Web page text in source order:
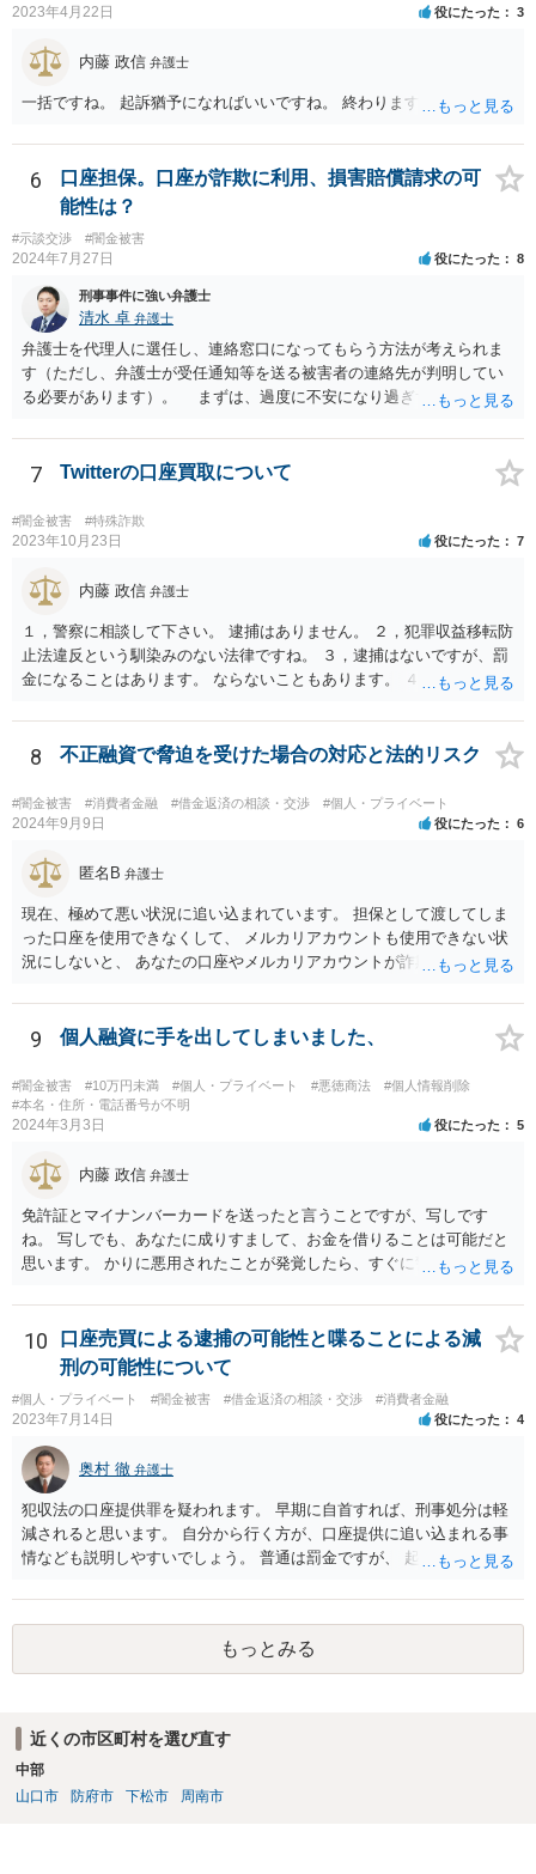
2023年4月22日 役にたった 3
内藤 政信 弁護士
一括ですね。 起訴猶予になればいいですね。 終わります。
6
口座担保。口座が詐欺に利用、損害賠償請求の可
能性は？
#示談交渉 #闇金被害
2024年7月27日 役にたった 8
刑事事件に強い弁護士
清水 卓 弁護士
弁護士を代理人に選任し、連絡窓口になってもらう方法が考えられま
す（ただし、弁護士が受任通知等を送る被害者の連絡先が判明してい
る必要があります）。 まずは、過度に不安になり過ぎず、少し落ち
額を求めていく、分割等の支払方法を求めて行く等の方法もあります
し、時間的にも、今すぐではなく、時間•期間をかけて対応して行くこ
とができます。あなたが心身に変調をきたしては、元も子もありませ
んので。 いずれにしても、何かあったら速やか相談可能なお住まい
の地域の弁護士に直接相談してみて下さい（弁護士会や法テラス等で
7 Twitterの口座買取について
#闇金被害 #特殊詐欺
2023年10月23日 役にたった 7
内藤 政信 弁護士
１，警察に相談して下さい。 逮捕はありません。 ２，犯罪収益移転防
止法違反という馴染みのない法律ですね。 ３，逮捕はないですが、罰
金になることはあります。 ならないこともあります。 ４，警察に自主
8 不正融資で脅迫を受けた場合の対応と法的リスク
#闇金被害 #消費者金融 #借金返済の相談・交渉 #個人・プライベート
2024年9月9日 役にたった 6
匿名B 弁護士
現在、極めて悪い状況に追い込まれています。 担保として渡してしま
った口座を使用できなくして、 メルカリアカウントも使用できない状
況にしないと、 あなたの口座やメルカリアカウントが詐欺や闇金の取
容疑で警察の調べを受けたり、第三者から損害賠償請求をされるなど
の過酷な状況へと追い込まれていきます。 警察や、金融機関、メルカ
9 個人融資に手を出してしまいました、
#闇金被害 #10万円未満 #個人・プライベート #悪徳商法
#個人情報削除
#本名・住所・電話番号が不明
2024年3月3日 役にたった 5
内藤 政信 弁護士
免許証とマイナンバーカードを送ったと言うことですが、写しです
ね。 写しでも、あなたに成りすまして、お金を借りることは可能だと
思います。 かりに悪用されたことが発覚したら、すぐに警察に相談し
10
口座売買による逮捕の可能性と喋ることによる減
刑の可能性について
#個人・プライベート #闇金被害 #借金返済の相談・交渉 #消費者金融
2023年7月14日 役にたった 4
奥村 徹 弁護士
犯収法の口座提供罪を疑われます。 早期に自首すれば、刑事処分は軽
減されると思います。 自分から行く方が、口座提供に追い込まれる事
情なども説明しやすいでしょう。 普通は罰金ですが、 起訴猶予も多い
もっとみる
近くの市区町村を選び直す
中部
山口市
防府市 下松市 周南市